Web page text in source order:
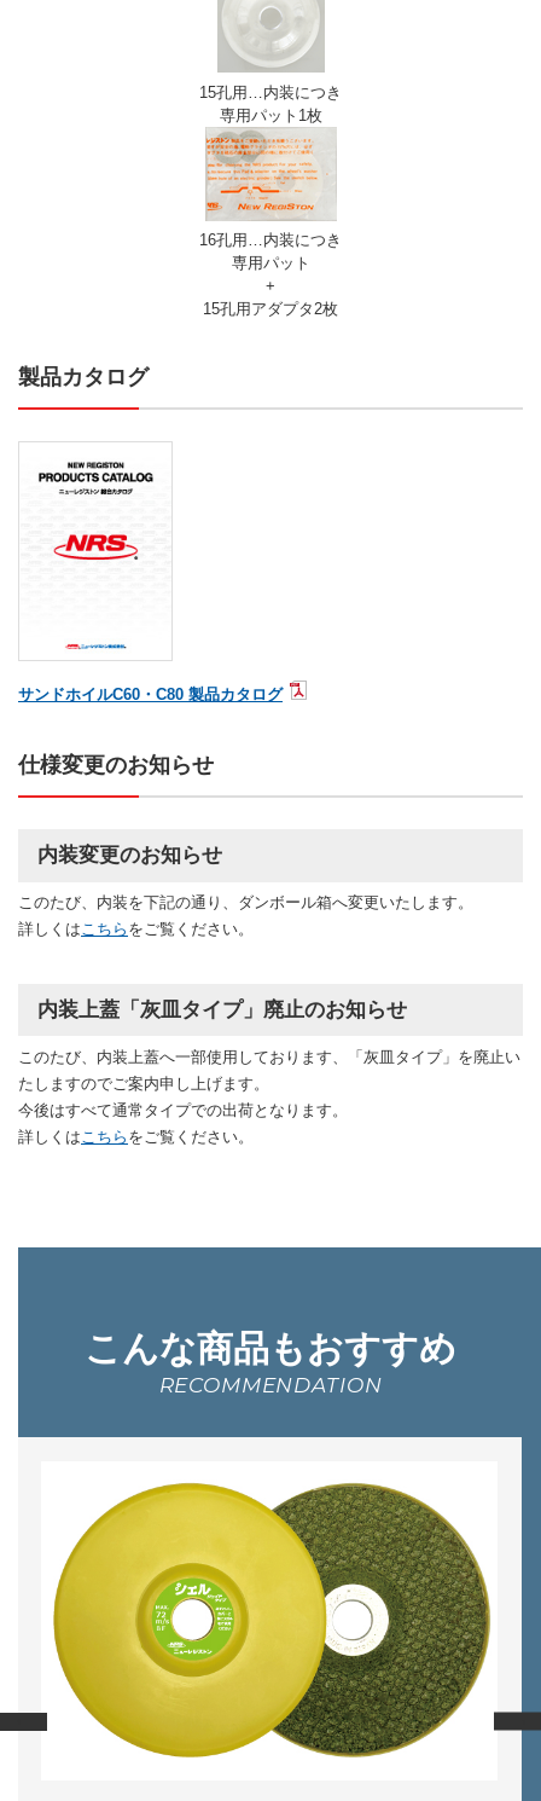
15孔用…内装につき
専用パット1枚
16孔用…内装につき
専用パット
+
15孔用アダプタ2枚
製品カタログ
サンドホイルC60・C80 製品カタログ
仕様変更のお知らせ
内装変更のお知らせ
このたび、内装を下記の通り、ダンボール箱へ変更いたします。
詳しくはこちら をご覧ください。
内装上蓋「灰皿タイプ」廃止のお知らせ
このたび、内装上蓋へ一部使用しております、「灰皿タイプ」を廃止い
たしますのでご案内申し上げます。
今後はすべて通常タイプでの出荷となります。
詳しくは こちら をご覧ください。
こんな商品もおすすめ
RECOMMENDATION